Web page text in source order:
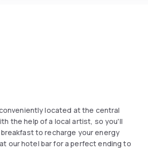
located at the central
the help of a local artist, so you'll
to recharge your energy
our hotel bar for a perfect ending to